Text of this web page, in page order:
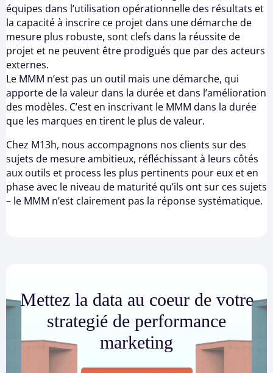
équipes dans l’utilisation opérationnelle des résultats et
la capacité à inscrire ce projet dans une démarche de
mesure plus robuste, sont clefs dans la réussite de
projet et ne peuvent être prodigués que par des acteurs
externes.
Le MMM n’est pas un outil mais une démarche, qui
apporte de la valeur dans la durée et dans l’amélioration
des modèles. C’est en inscrivant le MMM dans la durée
que les marques en tirent le plus de valeur.
Chez M13h, nous accompagnons nos clients sur des
sujets de mesure ambitieux, réfléchissant à leurs côtés
aux outils et process les plus pertinents pour eux et en
phase avec le niveau de maturité qu’ils ont sur ces sujets
– le MMM n’est clairement pas la réponse systématique.
Mettez la data au coeur de votre
strategié de performance
marketing